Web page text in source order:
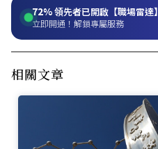
72%領先者已開啟【職場雷達】
立即開通！解鎖專屬服務
相關文章